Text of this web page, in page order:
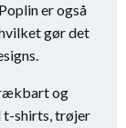
er også
gør det
og
t-shirts, trøjer